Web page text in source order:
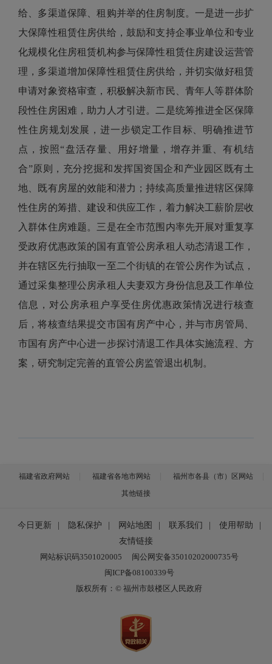
给、多渠道保障、租购并举的住房制度。一是进一步扩
大保障性租赁住房供给，鼓励和支持企事业单位和专业
化规模化住房租赁机构参与保障性租赁住房建设运营管
理，多渠道增加保障性租赁住房供给，并切实做好租赁
申请对象资格审查，积极解决新市民、青年人等群体阶
段性住房困难，助力人才引进。二是统筹推进全区保障
性住房规划发展，进一步锁定工作目标、明确推进节
点，按照“盘活存量、用好增量，增存并重、有机结
合”原则，充分挖掘和发挥国资国企和产业园区既有土
地、既有房屋的效能和潜力；持续高质量推进辖区保障
性住房的筹措、建设和供应工作，着力解决工薪阶层收
入群体住房难题。三是在全市范围内率先开展对重复享
受政府优惠政策的国有直管公房承租人动态清退工作，
并在辖区先行抽取一至二个街镇的在管公房作为试点，
通过采集整理公房承租人夫妻双方身份信息及工作单位
信息，对公房承租户享受住房优惠政策情况进行核查
后，将核查结果提交市国有房产中心，并与市房管局、
市国有房产中心进一步探讨清退工作具体实施流程、方
案，研究制定完善的直管公房监管退出机制。
福建省政府网站 福建省各地市网站
福州市各县（市）区网站
其他链接
今日更新 隐私保护 网站地图 联系我们 使用帮助
友情链接
网站标识码3501020005
闽公网安备35010202000735号
闽ICP备08100339号
版权所有：© 福州市鼓楼区人民政府